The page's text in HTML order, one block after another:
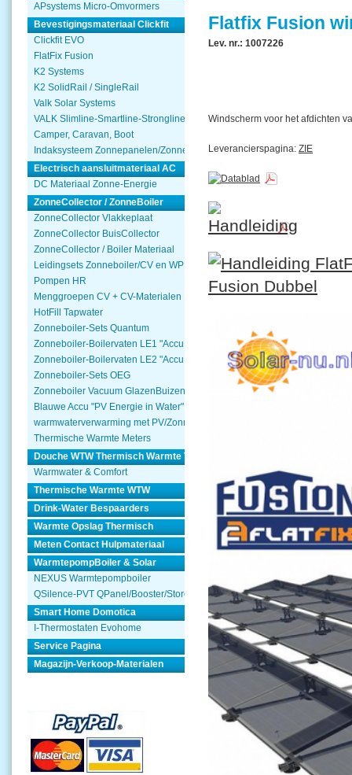
APsystems Micro-Omvormers
Bevestigingsmateriaal Clickfit
Clickfit EVO
FlatFix Fusion
K2 Systems
K2 SolidRail / SingleRail
Valk Solar Systems
VALK Slimline-Smartline-Strongline
Camper, Caravan, Boot
Indaksysteem Zonnepanelen/Zonnecollector
Electrisch aansluitmateriaal AC
DC Materiaal Zonne-Energie
ZonneCollector / ZonneBoiler
ZonneCollector Vlakkeplaat
ZonneCollector BuisCollector
ZonneCollector / Boiler Materiaal
Leidingsets Zonneboiler/CV en WP
Pompen HR
Menggroepen CV + CV-Materialen
HotFill Tapwater
Zonneboiler-Sets Quantum
Zonneboiler-Boilervaten LE1 "Accu Woning Watmte"
Zonneboiler-Boilervaten LE2 "Accu Woning Watmte"
Zonneboiler-Sets OEG
Zonneboiler Vacuum GlazenBuizen
Blauwe Accu "PV Energie in Water"
warmwaterverwarming met PV/Zonnepanelen
Thermische Warmte Meters
Douche WTW Thermisch Warmte Terugwinnen
Warmwater & Comfort
Thermische Warmte WTW
Drink-Water Bespaarders
Warmte Opslag Thermisch
Meten Contact Hulpmateriaal
WarmtepompBoiler & Solar
NEXUS Warmtepompboiler
QSilence-PVT QPanel/Booster/Store
Smart Home Domotica
I-Thermostaten Evohome
Service Pagina
Magazijn-Verkoop-Materialen
Flatfix Fusion
Lev. nr.: 1007226
Windscherm voor het afdichten
Leverancierspagina: ZIE